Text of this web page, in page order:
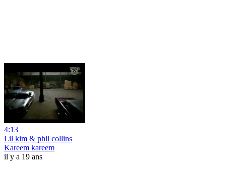
4:13
Lil kim & phil collins
Kareem kareem
il y a 19 ans